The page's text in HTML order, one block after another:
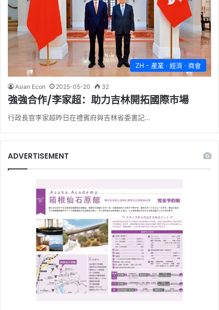
ZH - 產業 · 經濟 · 商會
Asian Econ 2025-05-20 32
強強合作/李家超：助力吉林開拓國際市場
行政長官李家超昨日在禮賓府與吉林省委書記…
ADVERTISEMENT